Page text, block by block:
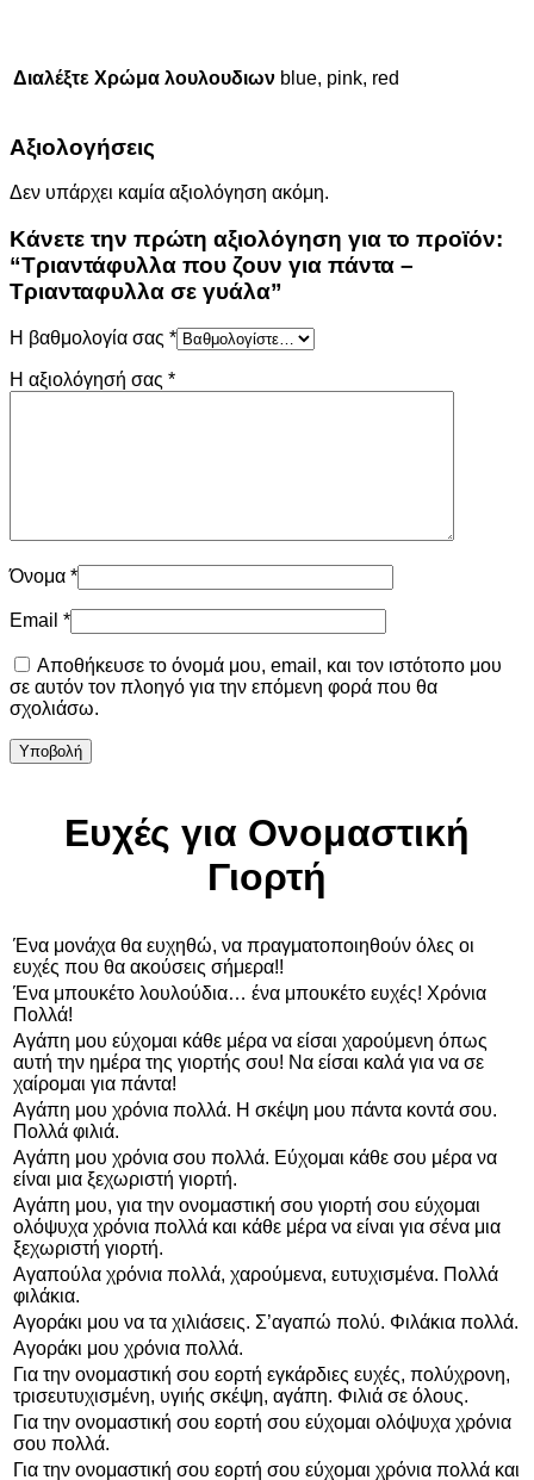
Διαλέξτε Χρώμα λουλουδιων blue, pink, red
Αξιολογήσεις
Δεν υπάρχει καμία αξιολόγηση ακόμη.
Κάνετε την πρώτη αξιολόγηση για το προϊόν:
“Τριαντάφυλλα που ζουν για πάντα –
Τριανταφυλλα σε γυάλα”
Η βαθμολογία σας *
Η αξιολόγησή σας *
Όνομα *
Email *
Αποθήκευσε το όνομά μου, email, και τον ιστότοπο μου
σε αυτόν τον πλοηγό για την επόμενη φορά που θα
σχολιάσω.
Ευχές για Ονομαστική
Γιορτή
Ένα μονάχα θα ευχηθώ, να πραγματοποιηθούν όλες οι
ευχές που θα ακούσεις σήμερα!!
Ένα μπουκέτο λουλούδια… ένα μπουκέτο ευχές! Χρόνια
Πολλά!
Αγάπη μου εύχομαι κάθε μέρα να είσαι χαρούμενη όπως
αυτή την ημέρα της γιορτής σου! Να είσαι καλά για να σε
χαίρομαι για πάντα!
Αγάπη μου χρόνια πολλά. Η σκέψη μου πάντα κοντά σου.
Πολλά φιλιά.
Αγάπη μου χρόνια σου πολλά. Εύχομαι κάθε σου μέρα να
είναι μια ξεχωριστή γιορτή.
Αγάπη μου, για την ονομαστική σου γιορτή σου εύχομαι
ολόψυχα χρόνια πολλά και κάθε μέρα να είναι για σένα μια
ξεχωριστή γιορτή.
Αγαπούλα χρόνια πολλά, χαρούμενα, ευτυχισμένα. Πολλά
φιλάκια.
Αγοράκι μου να τα χιλιάσεις. Σ’αγαπώ πολύ. Φιλάκια πολλά.
Αγοράκι μου χρόνια πολλά.
Για την ονομαστική σου εορτή εγκάρδιες ευχές, πολύχρονη,
τρισευτυχισμένη, υγιής σκέψη, αγάπη. Φιλιά σε όλους.
Για την ονομαστική σου εορτή σου εύχομαι ολόψυχα χρόνια
σου πολλά.
Για την ονομαστική σου εορτή σου εύχομαι χρόνια πολλά και